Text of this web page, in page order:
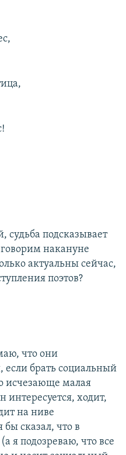
судьба подсказывает
накануне
актуальны сейчас,
поэтов?
что они
если брать социальный
исчезающе малая
ходит,
на ниве
бы сказал, что в
я подозреваю, что все